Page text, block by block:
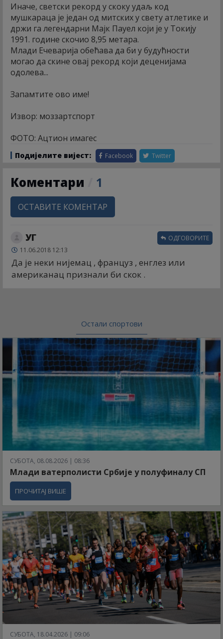
Иначе, светски рекорд у скоку удаљ код
мушкараца је један од митских у свету атлетике и
држи га легендарни Мајк Пауел који је у Токију
1991. године скочио 8,95 метара.
Млади Ечеварија обећава да би у будућности
могао да скине овај рекорд који деценијама
одолева...
Запамтите ово име!
Извор: моззартспорт
ФОТО: Ацтион имагес
Подијелите вијест: Facebook Twitter
Коментари 1
ОСТАВИТЕ КОМЕНТАР
УГ
11.06.2018 12:13
Да је неки нијемац , француз , енглез или
американац признали би скок .
ОДГОВОРИТЕ
Остали спортови
СУБОТА, 08.08.2026 | 08:36
Млади ватерполисти Србије у полуфиналу СП
ПРОЧИТАЈ ВИШЕ
СУБОТА, 18.04.2026 | 09:06